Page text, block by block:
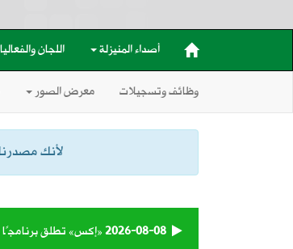
أصداء المنيزلة اللجان
وظائف وتسجيلات معرض الصور
لأنك
2026-08-08«إكس» تطلق برنامجًا